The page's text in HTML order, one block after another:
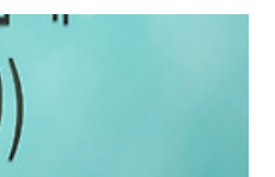
자랩셀, 녹십자셀, 녹십자엠에스 등은
둔 지주회사 체제를 가지고 있습니
전략사업의 진출, 출자자산의 포트
품의 제조 및 판매 등의 실제 사업은